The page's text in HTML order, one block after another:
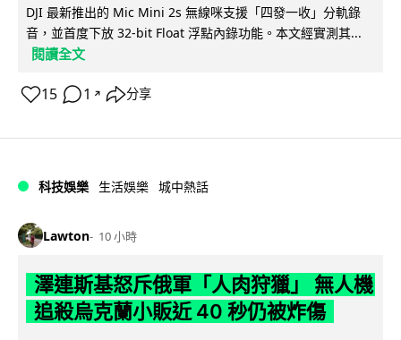
DJI 最新推出的 Mic Mini 2s 無線咪支援「四發一收」分軌錄
音，並首度下放 32-bit Float 浮點內錄功能。本文經實測其...
閱讀全文
15 1 ↗ 分享
科技娛樂 生活娛樂 城中熱話
Lawton 10 小時
澤連斯基怒斥俄軍「人肉狩獵」 無人機
追殺烏克蘭小販近 40 秒仍被炸傷